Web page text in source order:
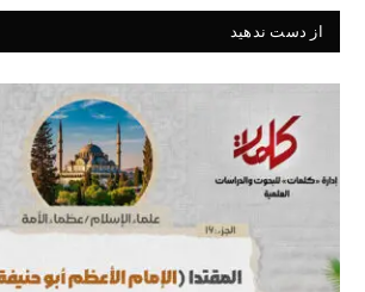
از دست ندهید